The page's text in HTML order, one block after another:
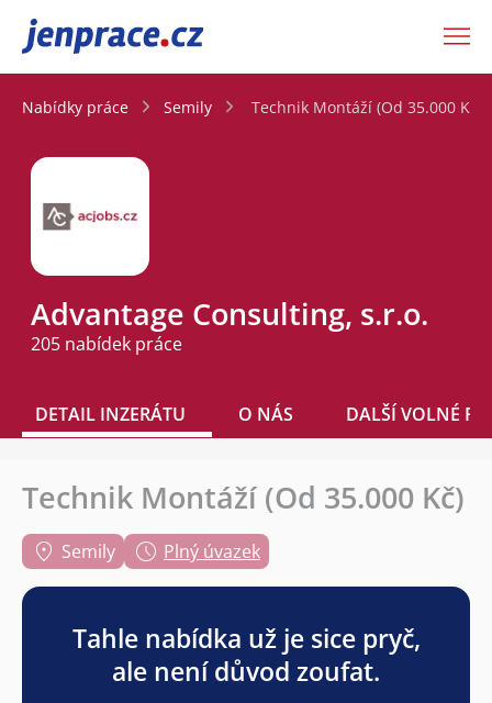
JenPráce.cz
Nabídky práce Semily Technik Montáží (Od 35.000 Kč)
Advantage Consulting, s.r.o.
205 nabídek práce
DETAIL INZERÁTU O NÁS DALŠÍ VOLNÉ
Technik Montáží (Od 35.000 Kč)
Semily Plný úvazek
Tahle nabídka už je sice pryč,
ale není důvod zoufat.